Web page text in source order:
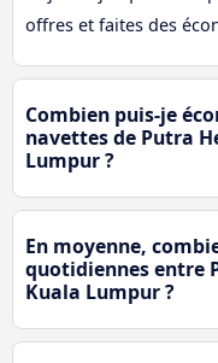
offres et faites des
Combien puis-je
navettes de Putra
Lumpur ?
En moyenne,
quotidiennes entre
Kuala Lumpur ?